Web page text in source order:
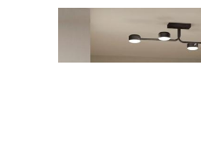
Элементы для ниши